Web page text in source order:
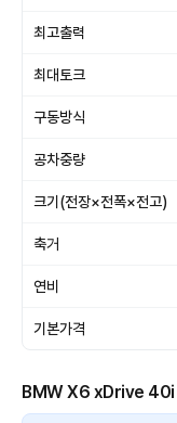
최고출력
최대토크
구동방식
공차중량
크기(전장×전폭×전고)
축거
연비
기본가격
BMW X6 xDrive 40i